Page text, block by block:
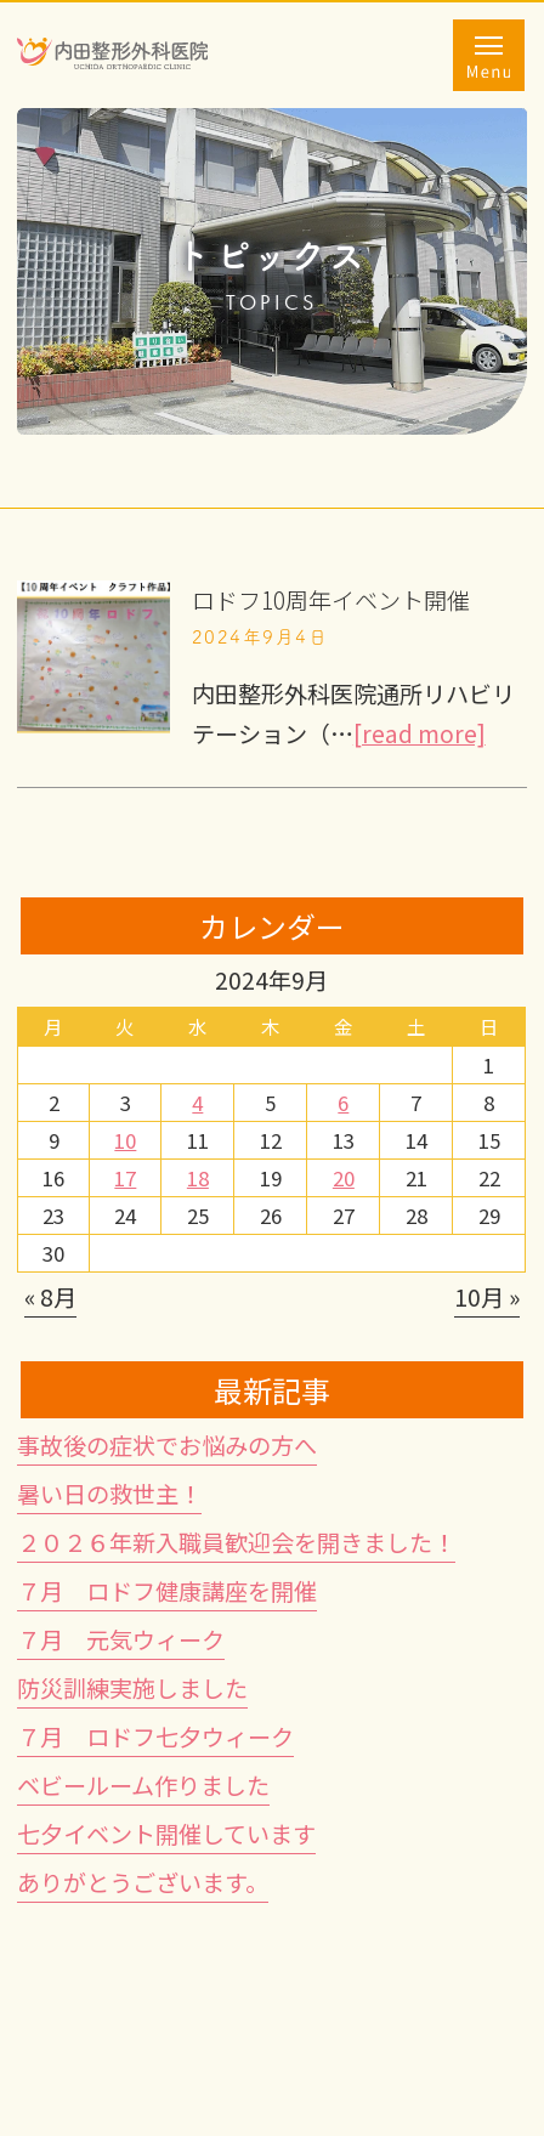
トピックス
TOPICS
ロドフ10周年イベント開催
2024年9月4日
内田整形外科医院通所リハビリ
テーション（…[read more]
カレンダー
2024年9月
月 火 水 木 金 土 日
1
2
3 4 5 6 7
8
9
10 11 12 13 14
15
16
17 18 19 20 21
22
23
24 25 26 27 28
29
30
« 8月 10月 »
最新記事
事故後の症状でお悩みの方へ
暑い日の救世主！
２０２６年新入職員歓迎会を開きました！
７月 ロドフ健康講座を開催
７月 元気ウィーク
防災訓練実施しました
７月 ロドフ七夕ウィーク
ベビールーム作りました
七夕イベント開催しています
ありがとうございます。